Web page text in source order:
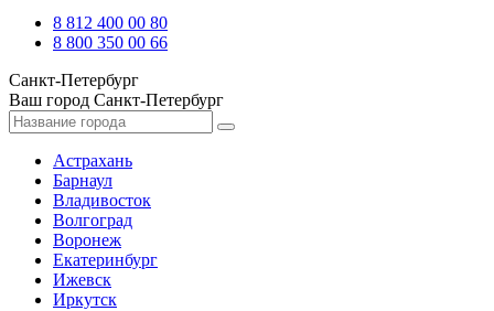
8 812 400 00 80
8 800 350 00 66
Санкт-Петербург
Ваш город Санкт-Петербург
Астрахань
Барнаул
Владивосток
Волгоград
Воронеж
Екатеринбург
Ижевск
Иркутск